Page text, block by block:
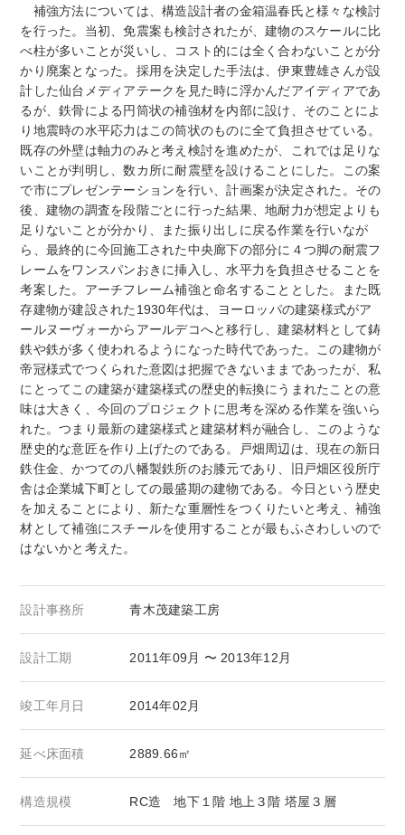
補強方法については、構造設計者の金箱温春氏と様々な検討
を行った。当初、免震案も検討されたが、建物のスケールに比
べ柱が多いことが災いし、コスト的には全く合わないことが分
かり廃案となった。採用を決定した手法は、伊東豊雄さんが設
計した仙台メディアテークを見た時に浮かんだアイディアであ
るが、鉄骨による円筒状の補強材を内部に設け、そのことによ
り地震時の水平応力はこの筒状のものに全て負担させている。
既存の外壁は軸力のみと考え検討を進めたが、これでは足りな
いことが判明し、数カ所に耐震壁を設けることにした。この案
で市にプレゼンテーションを行い、計画案が決定された。その
後、建物の調査を段階ごとに行った結果、地耐力が想定よりも
足りないことが分かり、また振り出しに戻る作業を行いなが
ら、最終的に今回施工された中央廊下の部分に４つ脚の耐震フ
レームをワンスパンおきに挿入し、水平力を負担させることを
考案した。アーチフレーム補強と命名することとした。また既
存建物が建設された1930年代は、ヨーロッパの建築様式がア
ールヌーヴォーからアールデコへと移行し、建築材料として鋳
鉄や鉄が多く使われるようになった時代であった。この建物が
帝冠様式でつくられた意図は把握できないままであったが、私
にとってこの建築が建築様式の歴史的転換にうまれたことの意
味は大きく、今回のプロジェクトに思考を深める作業を強いら
れた。つまり最新の建築様式と建築材料が融合し、このような
歴史的な意匠を作り上げたのである。戸畑周辺は、現在の新日
鉄住金、かつての八幡製鉄所のお膝元であり、旧戸畑区役所庁
舎は企業城下町としての最盛期の建物である。今日という歴史
を加えることにより、新たな重層性をつくりたいと考え、補強
材として補強にスチールを使用することが最もふさわしいので
はないかと考えた。
設計事務所 青木茂建築工房
設計工期 2011年09月 〜 2013年12月
竣工年月日 2014年02月
延べ床面積 2889.66㎡
構造規模 RC造 地下１階 地上３階 塔屋３層